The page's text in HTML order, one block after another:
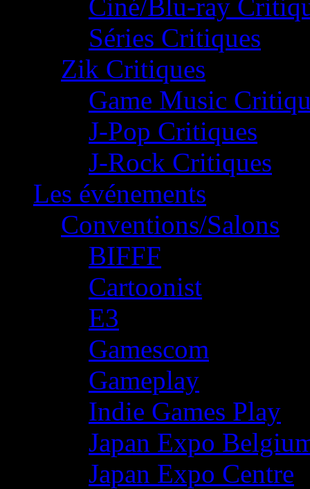
Ciné/Blu-ray
Séries Critiques
Zik Critiques
Game Music
J-Pop Critiques
J-Rock Critiques
Les événements
Conventions/Salons
BIFFF
Cartoonist
E3
Gamescom
Gameplay
Indie Games Play
Japan Expo
Japan Expo Centre